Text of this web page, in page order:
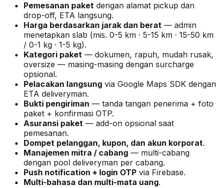
Pemesanan paket dengan alamat pickup dan
drop-off, ETA langsung.
Harga berdasarkan jarak dan berat — admin
menetapkan slab (mis. 0-5 km · 5-15 km · 15-50 km
/ 0-1 kg · 1-5 kg).
Kategori paket — dokumen, rapuh, mudah rusak,
oversize — masing-masing dengan surcharge
opsional.
Pelacakan langsung via Google Maps SDK dengan
ETA deliveryman.
Bukti pengiriman — tanda tangan penerima + foto
paket + konfirmasi OTP.
Asuransi paket — add-on opsional saat
pemesanan.
Dompet pelanggan, kupon, dan akun korporat.
Manajemen mitra / cabang — multi-cabang
dengan pool deliveryman per cabang.
Push notification + login OTP via Firebase.
Multi-bahasa dan multi-mata uang.